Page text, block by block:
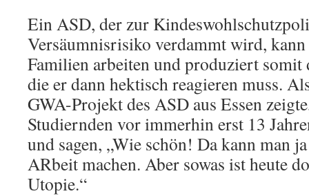
Ein ASD, der zur
Versäumnisrisiko verdammt wird,
Familien arbeiten und produziert somit
die er dann hektisch reagieren muss.
GWA-Projekt des ASD aus Essen
Studiernden vor immerhin erst 13
und sagen, „Wie schön! Da kann man
ARbeit machen. Aber sowas ist heute
Utopie.“